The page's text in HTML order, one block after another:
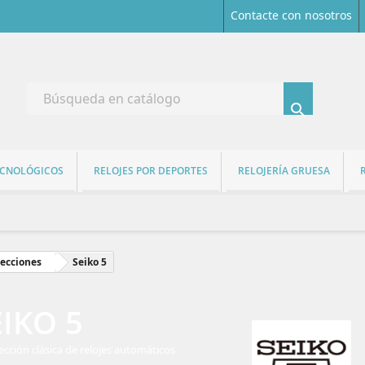
Contacte con nosotros

RELOJES POR DEPORTES RELOJERÍA GRUESA
Seiko 5